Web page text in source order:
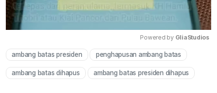
Mute
Powered by GliaStudios
ambang batas presiden penghapusan ambang batas
ambang batas dihapus ambang batas presiden dihapus